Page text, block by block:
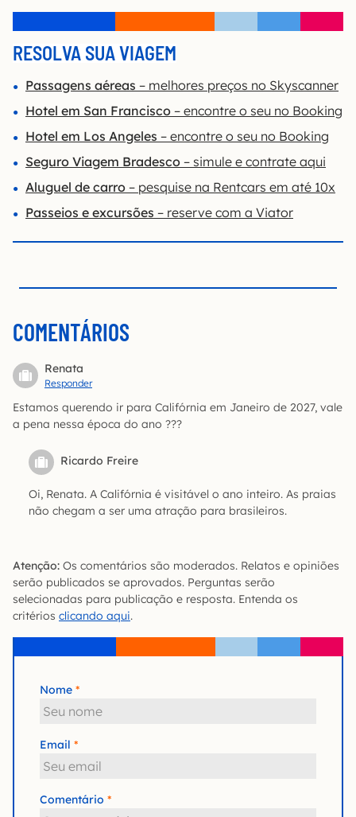
RESOLVA SUA VIAGEM
Passagens aéreas – melhores preços no Skyscanner
Hotel em San Francisco – encontre o seu no Booking
Hotel em Los Angeles – encontre o seu no Booking
Seguro Viagem Bradesco – simule e contrate aqui
Aluguel de carro – pesquise na Rentcars em até 10x
Passeios e excursões – reserve com a Viator
COMENTÁRIOS
Renata
Responder
Estamos querendo ir para Califórnia em Janeiro de 2027, vale
a pena nessa época do ano ???
Ricardo Freire
Oi, Renata. A Califórnia é visitável o ano inteiro. As praias
não chegam a ser uma atração para brasileiros.
Atenção: Os comentários são moderados. Relatos e opiniões
serão publicados se aprovados. Perguntas serão
selecionadas para publicação e resposta. Entenda os
critérios clicando aqui.
Nome
Email
Comentário